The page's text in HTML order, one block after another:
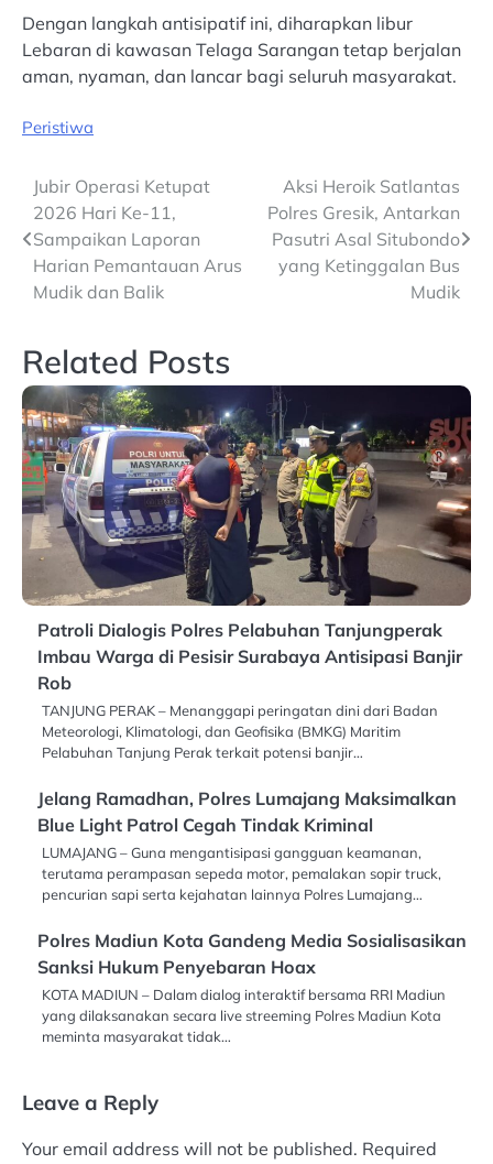
Dengan langkah antisipatif ini, diharapkan libur
Lebaran di kawasan Telaga Sarangan tetap berjalan
aman, nyaman, dan lancar bagi seluruh masyarakat.
Peristiwa
Post
navigation
Jubir Operasi Ketupat
2026 Hari Ke-11,
Sampaikan Laporan
Harian Pemantauan Arus
Mudik dan Balik
Aksi Heroik Satlantas
Polres Gresik, Antarkan
Pasutri Asal Situbondo
yang Ketinggalan Bus
Mudik
Related Posts
Patroli Dialogis Polres Pelabuhan Tanjungperak
Imbau Warga di Pesisir Surabaya Antisipasi Banjir
Rob
TANJUNG PERAK – Menanggapi peringatan dini dari Badan
Meteorologi, Klimatologi, dan Geofisika (BMKG) Maritim
Pelabuhan Tanjung Perak terkait potensi banjir…
Jelang Ramadhan, Polres Lumajang Maksimalkan
Blue Light Patrol Cegah Tindak Kriminal
LUMAJANG – Guna mengantisipasi gangguan keamanan,
terutama perampasan sepeda motor, pemalakan sopir truck,
pencurian sapi serta kejahatan lainnya Polres Lumajang…
Polres Madiun Kota Gandeng Media Sosialisasikan
Sanksi Hukum Penyebaran Hoax
KOTA MADIUN – Dalam dialog interaktif bersama RRI Madiun
yang dilaksanakan secara live streeming Polres Madiun Kota
meminta masyarakat tidak…
Leave a Reply
Your email address will not be published. Required